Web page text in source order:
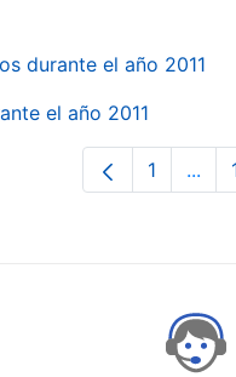
durante el año 2011
el año 2011
Página
1 ...